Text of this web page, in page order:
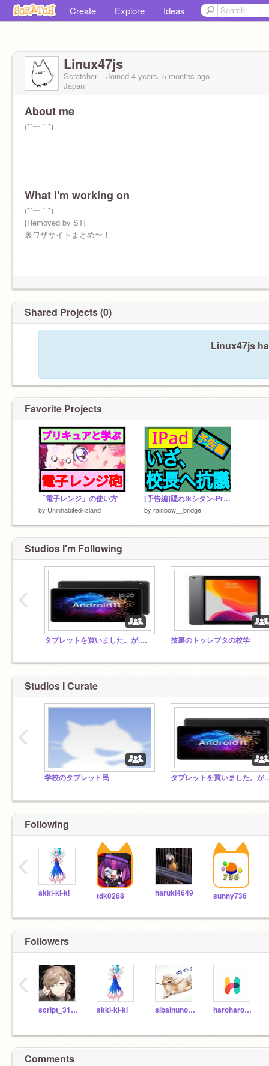
Create Explore Ideas
Linux47js
Scratcher Joined 4 years, 5 months ago
Japan
About me
(*´ー｀*)
What I'm working on
(*´ー｀*)
[Removed by ST]
裏ワザサイトまとめ〜！
Shared Projects (0)
Linux47js
Favorite Projects
「電子レンジ」の使い方
by Uninhabited-island
[予告編]隠れtkシタン-Protestant remix
by rainbow__bridge
Studios I'm Following
タブレットを買いました。が.っ.こ.う 技裏のトッレブタの校学
‹
Studios I Curate
学校のタブレット民‍ タブレ
‹
Following
akki-ki-ki tdk0268 haruki4649 sunny736
‹
Followers
script_3141592 akki-ki-ki sibainunokoma haroharo-taikyou-2
‹
Comments